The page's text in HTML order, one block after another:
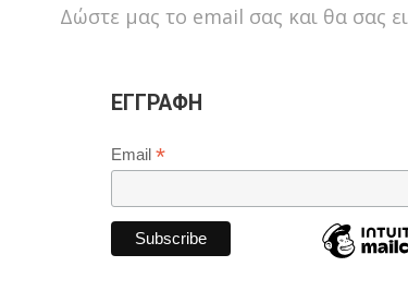
Δώστε μας το email σας και θα σας
ΕΓΓΡΑΦΗ
Email *